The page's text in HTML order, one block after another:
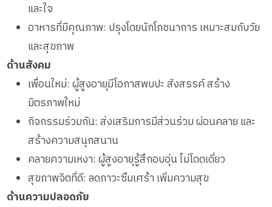
และใจ
อาหารที่มีคุณภาพ: ปรุงโดยนักโภชนาการ เหมาะสมกับวัย
และสุขภาพ
ด้านสังคม
เพื่อนใหม่: ผู้สูงอายุมีโอกาสพบปะ สังสรรค์ สร้าง
มิตรภาพใหม่
กิจกรรมร่วมกัน: ส่งเสริมการมีส่วนร่วม ผ่อนคลาย และ
สร้างความสนุกสนาน
คลายความเหงา: ผู้สูงอายุรู้สึกอบอุ่น ไม่โดดเดี่ยว
สุขภาพจิตที่ดี: ลดภาวะซึมเศร้า เพิ่มความสุข
ด้านความปลอดภัย